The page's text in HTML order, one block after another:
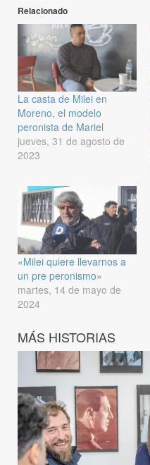
Relacionado
La casta de Milei en
Moreno, el modelo
peronista de Mariel
jueves, 31 de agosto de
2023
«Milei quiere llevarnos a
un pre peronismo»
martes, 14 de mayo de
2024
MÁS HISTORIAS